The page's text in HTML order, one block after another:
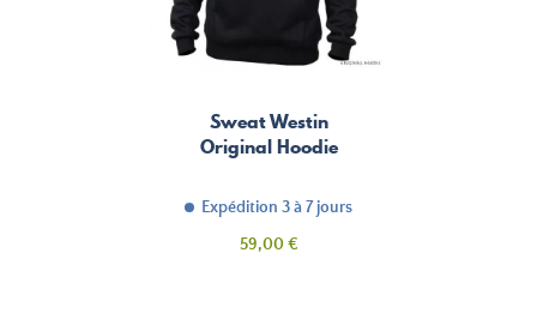
Sweat Westin
Original Hoodie
Expédition 3 à 7 jours
Prix
59,00 €